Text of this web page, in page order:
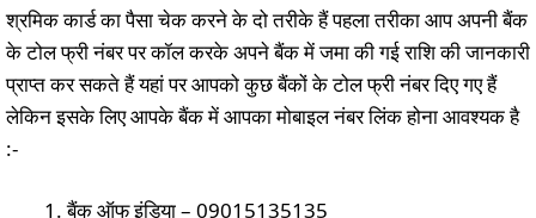
श्रमिक कार्ड का पैसा चेक करने के दो तरीके हैं पहला तरीका आप अपनी बैंक
के टोल फ्री नंबर पर कॉल करके अपने बैंक में जमा की गई राशि की जानकारी
प्राप्त कर सकते हैं यहां पर आपको कुछ बैंकों के टोल फ्री नंबर दिए गए हैं
लेकिन इसके लिए आपके बैंक में आपका मोबाइल नंबर लिंक होना आवश्यक है
:-
बैंक ऑफ इंडिया – 09015135135